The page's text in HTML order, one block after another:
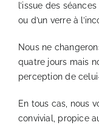
l’issue des
ou d’un verre à
Nous ne
quatre jours mais
perception de
En tous cas, nous
convivial, propice